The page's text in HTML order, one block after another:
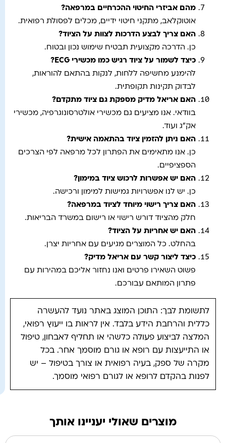
מהם אביזרי החיטוי ההכרחיים במרפאה?
אוטוקלאב, מתקני חיטוי ידיים, מכלים לפסולת רפואית.
האם צריך לבצע הדרכות לצוות על הציוד?
כן. הדרכה מקצועית תבטיח שימוש נכון ובטוח.
כיצד לשמור על ציוד רגיש כמו מכשירי ECG?
להימנע מחשיפה ללחות, לנקות בהתאם להוראות,
לבדוק תקינות תקופתית.
האם אריאל מדיק מספקת גם ציוד מתקדם?
בוודאי. אנו מציעים גם מכשירי אולטרסונוגרפיה, מכשירי
אק”ג ועוד.
האם ניתן להזמין ציוד בהתאמה אישית?
כן. אנו מתאימים את הפתרון לכל מרפאה לפי הצרכים
הספציפיים.
האם יש אפשרות לרכוש ציוד במימון?
כן. יש לנו אפשרויות גמישות למימון ורכישה.
האם צריך רישוי מיוחד לציוד במרפאה?
חלק מהציוד דורש רישוי או רישום במשרד הבריאות.
האם יש אחריות על הציוד?
בהחלט. כל המוצרים מגיעים עם אחריות יצרן.
כיצד ליצור קשר עם אריאל מדיק?
פשוט השאירו פרטים ואנו נחזור אליכם במהירות עם
פתרון המותאם עבורכם.
לתשומת לבך: התוכן המוצג באתר נועד להעשרה
כללית והרחבת הידע בלבד. אין לראות בו ייעוץ רפואי,
המלצה לביצוע פעולה כלשהי או תחליף לאבחון, טיפול
או התייעצות עם רופא או גורם מוסמך אחר. בכל
מקרה של ספק, בעיה רפואית או צורך בטיפול – יש
לפנות בהקדם לרופא או לגורם רפואי מוסמך.
מוצרים שאולי יעניינו אותך